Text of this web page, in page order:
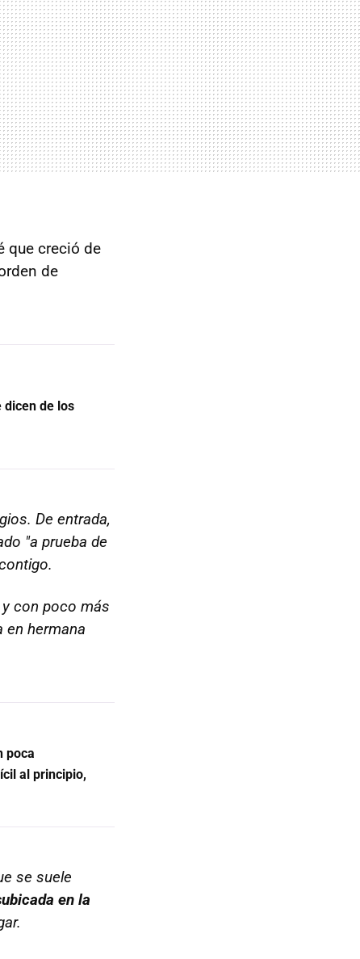
que creció de
de
dicen de los
De entrada,
"a prueba de
y con poco más
en hermana
poca
al principio,
se suele
en la